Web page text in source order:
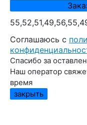
Cоглашаюсь с
Спасибо за
Наш оператор
время
закрыть